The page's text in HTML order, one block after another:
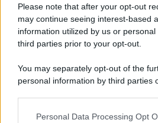
Please note that after your opt-out
may continue seeing interest-based
information utilized by us or
third parties prior to your opt-out.
You may separately opt-out of the
personal information by third parties
This information may also be
Personal Data Processing Opt
Il lutto /Addio a Livio Berruti,
italiano
L’oro olimpico nei 200 metri a Roma
Motociclismo /
Raúl Fernández
Bretagna davanti a Martin e